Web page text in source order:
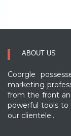
ABOUT US
Coorgle
marketing
from the front
powerful tools to
our clientele..